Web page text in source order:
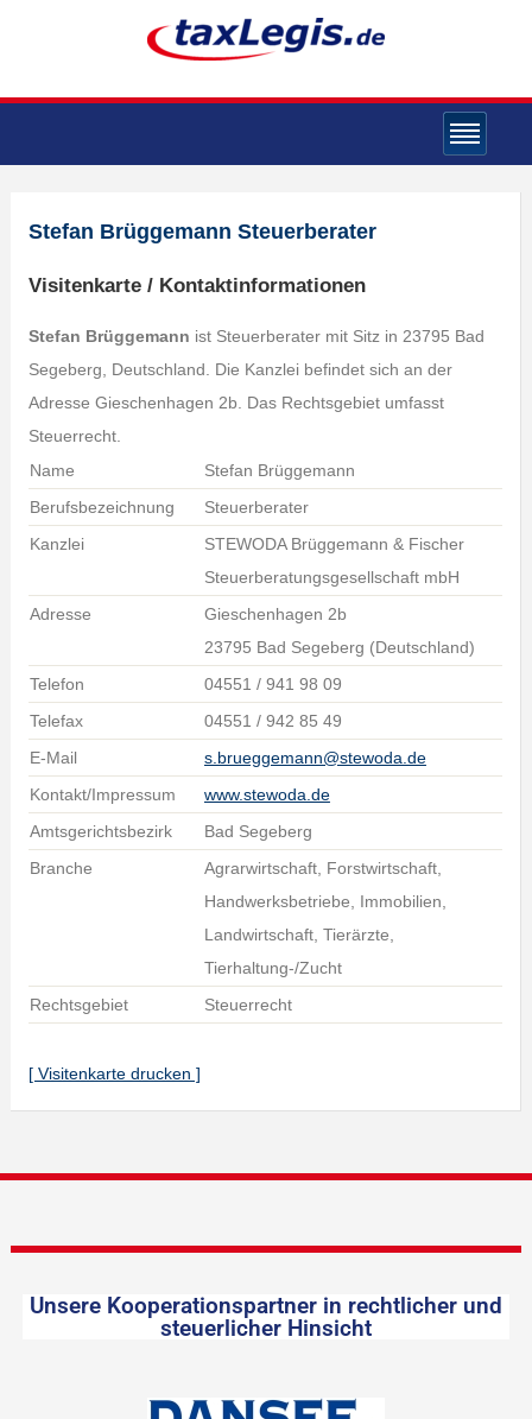
Stefan Brüggemann Steuerberater
Visitenkarte / Kontaktinformationen
Stefan Brüggemann ist Steuerberater mit Sitz in 23795 Bad
Segeberg, Deutschland. Die Kanzlei befindet sich an der
Adresse Gieschenhagen 2b. Das Rechtsgebiet umfasst
Steuerrecht.
Name
Stefan Brüggemann
Berufsbezeichnung
Steuerberater
Kanzlei
STEWODA Brüggemann & Fischer
Steuerberatungsgesellschaft mbH
Adresse
Gieschenhagen 2b
23795 Bad Segeberg (Deutschland)
Telefon
04551 / 941 98 09
Telefax
04551 / 942 85 49
E-Mail
s.brueggemann@stewoda.de
Kontakt/Impressum
www.stewoda.de
Amtsgerichtsbezirk
Bad Segeberg
Branche
Agrarwirtschaft, Forstwirtschaft,
Handwerksbetriebe, Immobilien,
Landwirtschaft, Tierärzte,
Tierhaltung-/Zucht
Rechtsgebiet
Steuerrecht
[ Visitenkarte drucken ]
Unsere Kooperationspartner in rechtlicher und
steuerlicher Hinsicht